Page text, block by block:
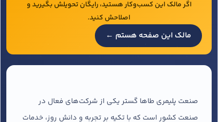
اگر مالک این کسب‌وکار هستید، رایگان تحویلش بگیرید و
اصلاحش کنید.
مالک این صفحه هستم ←
صنعت پلیمری طاها گستر یکی از شرکت‌های فعال در
صنعت کشور است که با تکیه بر تجربه و دانش روز، خدمات